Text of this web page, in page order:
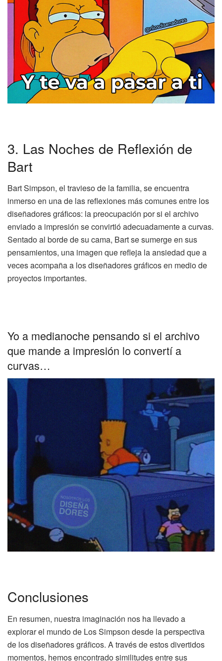
3. Las Noches de Reflexión de
Bart
Bart Simpson, el travieso de la familia, se encuentra
inmerso en una de las reflexiones más comunes entre los
diseñadores gráficos: la preocupación por si el archivo
enviado a impresión se convirtió adecuadamente a curvas.
Sentado al borde de su cama, Bart se sumerge en sus
pensamientos, una imagen que refleja la ansiedad que a
veces acompaña a los diseñadores gráficos en medio de
proyectos importantes.
Yo a medianoche pensando si el archivo
que mande a impresión lo convertí a
curvas…
Conclusiones
En resumen, nuestra imaginación nos ha llevado a
explorar el mundo de Los Simpson desde la perspectiva
de los diseñadores gráficos. A través de estos divertidos
momentos, hemos encontrado similitudes entre sus